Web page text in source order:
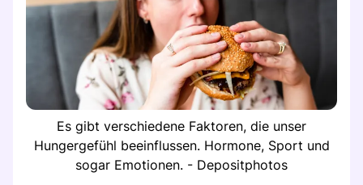
Es gibt verschiedene Faktoren, die unser
Hungergefühl beeinflussen. Hormone, Sport und
sogar Emotionen. - Depositphotos